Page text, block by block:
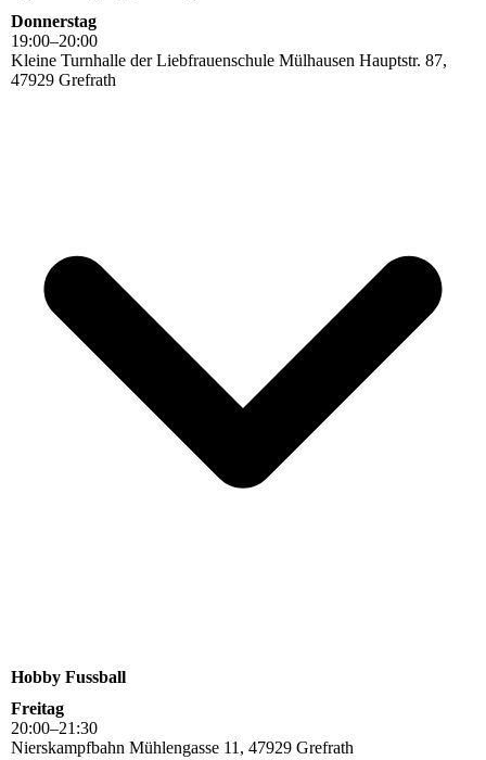
Donnerstag
19:00–20:00
Kleine Turnhalle der Liebfrauenschule Mülhausen Hauptstr. 87,
47929 Grefrath
Hobby Fussball
Freitag
20:00–21 :30
Nierskampfbahn Mühlengasse 11, 47929 Grefrath